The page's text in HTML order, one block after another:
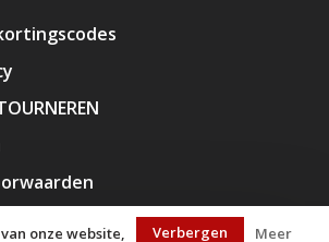
onze website, Verbergen Meer